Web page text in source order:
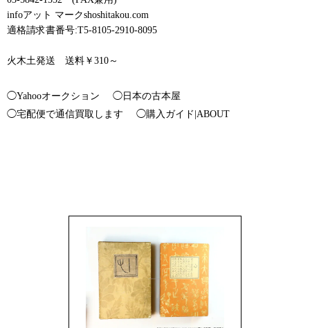
infoアット マークshoshitakou.com
適格請求書番号:T5-8105-2910-8095
火木土発送 送料￥310～
◯Yahooオークション
◯日本の古本屋
◯宅配便で通信買取します
◯購入ガイド|ABOUT